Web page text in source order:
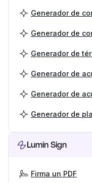
Generador de
Generador de
Generador de
Generador de
Generador de
Generador de
Lumin Sign
Firma un PDF